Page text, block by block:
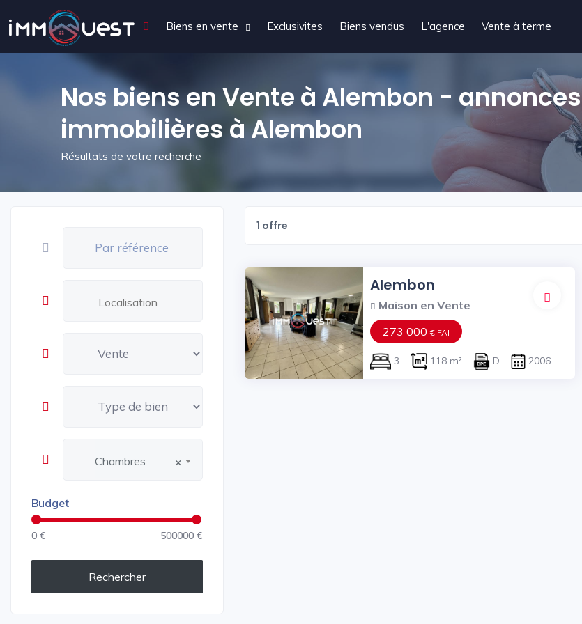
Biens en vente Exclusivites Biens vendus L'agence Vente à terme
Nos biens en Vente à Alembon - annonces
immobilières à Alembon
Résultats de votre recherche
×
Chambres
Budget
0 € 500000 €
Rechercher
1 offre
Alembon
Maison en Vente
273 000€ FAI
3 118 m² D 2006